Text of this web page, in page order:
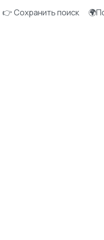
👉 Сохранить поиск